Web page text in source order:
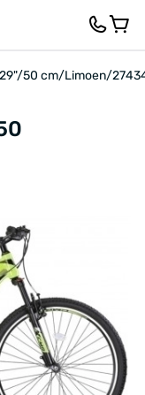
50 cm/Limoen/
FEEDBACK EN VRAGEN